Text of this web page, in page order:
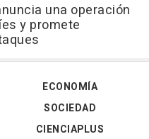
una operación
y promete
ECONOMÍA
SOCIEDAD
CIENCIAPLUS